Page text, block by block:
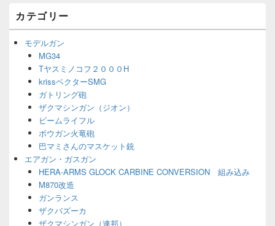
ウ
ィ
ェ
カテゴリー
モデルガン
MG34
Tヤスミノコフ２０００H
krissベクターSMG
ガトリング砲
ザクマシンガン（ジオン）
ビームライフル
ボウガン火竜砲
巴マミさんのマスケット銃
エアガン・ガスガン
HERA-ARMS GLOCK CARBINE CONVERSION 組み込み
M870改造
ガンランス
ザクバズーカ
ザクマシンガン（連邦）